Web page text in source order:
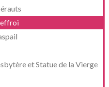
et Statue de la Vierge